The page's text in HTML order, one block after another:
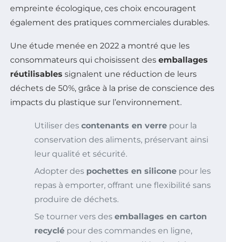
empreinte écologique, ces choix encouragent
également des pratiques commerciales durables.
Une étude menée en 2022 a montré que les
consommateurs qui choisissent des emballages
réutilisables signalent une réduction de leurs
déchets de 50%, grâce à la prise de conscience des
impacts du plastique sur l’environnement.
Utiliser des contenants en verre pour la
conservation des aliments, préservant ainsi
leur qualité et sécurité.
Adopter des pochettes en silicone pour les
repas à emporter, offrant une flexibilité sans
produire de déchets.
Se tourner vers des emballages en carton
recyclé pour des commandes en ligne,